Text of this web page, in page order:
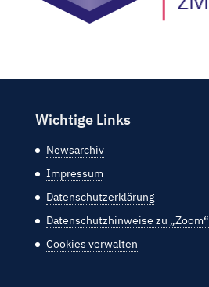
Wichtige Links
Newsarchiv
Impressum
Datenschutzerklärung
Datenschutzhinweise zu „Zoom“
Cookies verwalten